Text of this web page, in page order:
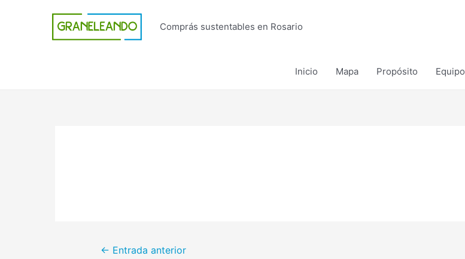
Comprás sustentables en Rosario
Inicio Mapa Propósito Equipo
Navegación
← Entrada anterior